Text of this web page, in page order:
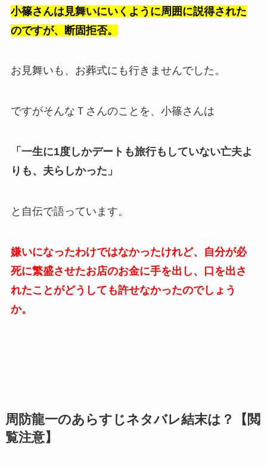
小篠さんは見舞いにいくように周囲に説得された
のですが、断固拒否。
お見舞いも、お葬式にも行きませんでした。
ですがそんなＴさんのことを、小篠さんは
「一生に1度しかデートも旅行もしていない亡夫よ
りも、夫らしかった」
と自伝で語っています。
嫌いになったわけではなかったけれど、自分が必
死に繁盛させたお店のお金に手を出し、口を出さ
れたことがどうしても許せなかったのでしょう
か。
周防龍一のあらすじネタバレ結末は？【閲
覧注意】